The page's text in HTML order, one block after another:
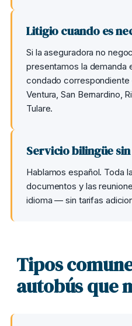
Litigio cuando es
Si la aseguradora no
presentamos la demanda
condado
Ventura, San Bernardino,
Tulare.
Servicio bilingüe
Hablamos español. Toda
documentos y las
idioma — sin tarifas
Tipos
autobús que